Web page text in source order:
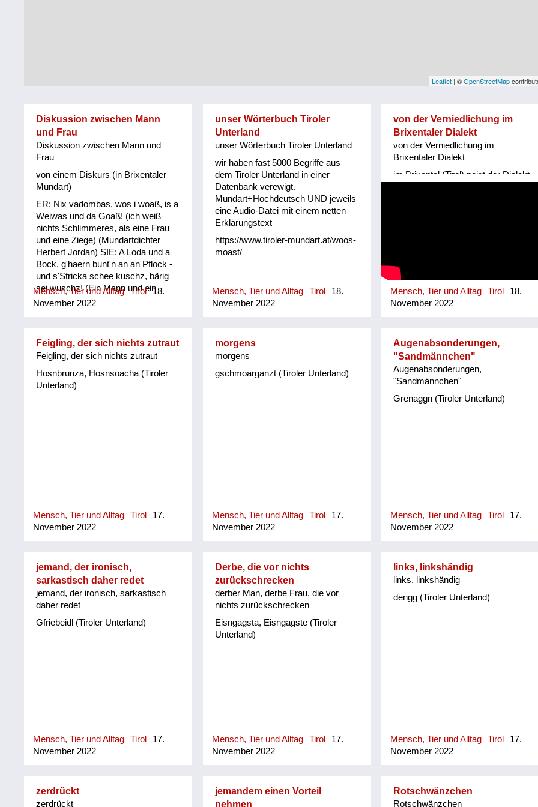
Leaflet | ©OpenStreetMap
Diskussion zwischen Mann
und Frau
Diskussion zwischen Mann und
Frau
von einem Diskurs (in Brixentaler
Mundart)
ER: Nix vadombas, wos i woaß, is a
Weiwas und da Goaß! (ich weiß
nichts Schlimmeres, als eine Frau
und eine Ziege) (Mundartdichter
Herbert Jordan) SIE: A Loda und a
Bock, g'haern bunt'n an an Pflock -
und s'Stricka schee kuschz, bärig
sei wuschz! (Ein Mann und ein
Ziegenbock, gehören mit einem
Mensch, Tier und Alltag Tirol 18.
November 2022
unser Wörterbuch Tiroler
Unterland
unser Wörterbuch Tiroler Unterland
wir haben fast 5000 Begriffe aus
dem Tiroler Unterland in einer
Datenbank verewigt.
Mundart+Hochdeutsch UND jeweils
eine Audio-Datei mit einem netten
Erklärungstext
https://www.tiroler-mundart.at/woos-
moast/
Mensch, Tier und Alltag Tirol
18.
November 2022
von der Verniedlichung im
Brixentaler Dialekt
von der Verniedlichung im
Brixentaler Dialekt
im Brixental (Tirol) neigt der Dialekt
Mensch, Tier und Alltag Tirol
18.
November 2022
Feigling, der sich nichts zutraut
Feigling, der sich nichts zutraut
Hosnbrunza, Hosnsoacha (Tiroler
Unterland)
Mensch, Tier und Alltag Tirol
17.
November 2022
morgens
morgens
gschmoarganzt (Tiroler Unterland)
Mensch, Tier und Alltag Tirol
17.
November 2022
Augenabsonderungen,
"Sandmännchen"
Augenabsonderungen,
"Sandmännchen"
Grenaggn (Tiroler Unterland)
Mensch, Tier und Alltag Tirol
17.
November 2022
jemand, der ironisch,
sarkastisch daher redet
jemand, der ironisch, sarkastisch
daher redet
Gfriebeidl (Tiroler Unterland)
Mensch, Tier und Alltag Tirol
17.
November 2022
Derbe, die vor nichts
zurückschrecken
derber Man, derbe Frau, die vor
nichts zurückschrecken
Eisngagsta, Eisngagste (Tiroler
Unterland)
Mensch, Tier und Alltag Tirol
17.
November 2022
links, linkshändig
links, linkshändig
dengg (Tiroler Unterland)
Mensch, Tier und Alltag Tirol
17.
November 2022
zerdrückt
zerdrückt
jemandem einen Vorteil
nehmen
Rotschwänzchen
Rotschwänzchen